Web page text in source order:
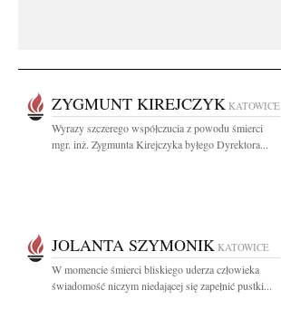
ZYGMUNT KIREJCZYK KATOWICE
Wyrazy szczerego współczucia z powodu śmierci
mgr. inż. Zygmunta Kirejczyka byłego Dyrektora...
JOLANTA SZYMONIK KATOWICE
W momencie śmierci bliskiego uderza człowieka
świadomość niczym niedającej się zapełnić pustki...